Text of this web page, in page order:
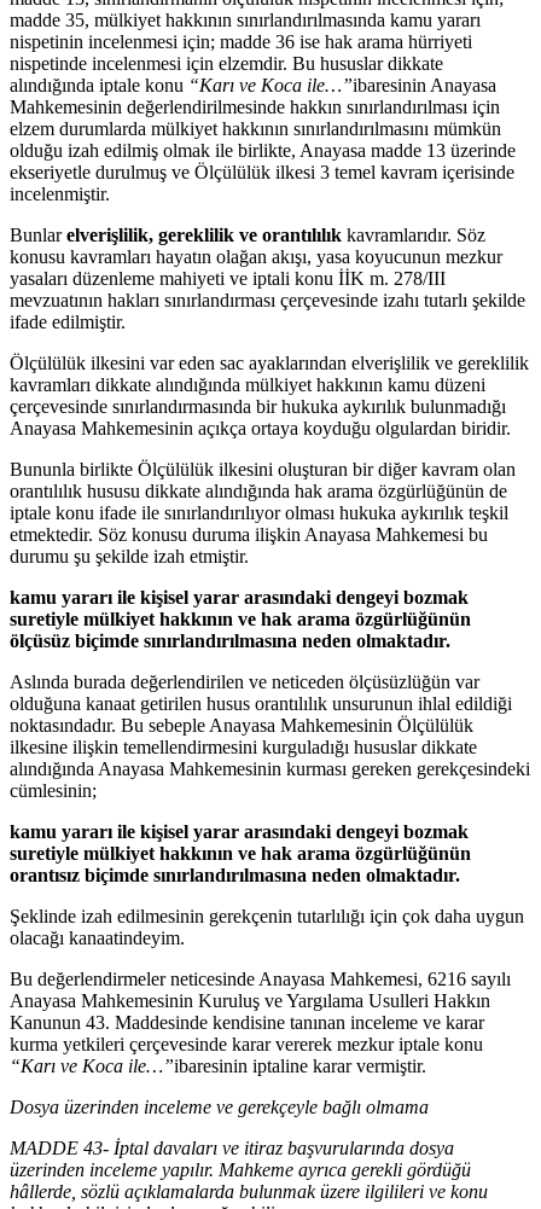
madde 35, mülkiyet hakkının sınırlandırılmasında kamu yararı
nispetinin incelenmesi için; madde 36 ise hak arama hürriyeti
nispetinde incelenmesi için elzemdir. Bu hususlar dikkate
alındığında iptale konu “Karı ve Koca ile…”ibaresinin Anayasa
Mahkemesinin değerlendirilmesinde hakkın sınırlandırılması için
elzem durumlarda mülkiyet hakkının sınırlandırılmasını mümkün
olduğu izah edilmiş olmak ile birlikte, Anayasa madde 13 üzerinde
ekseriyetle durulmuş ve Ölçülülük ilkesi 3 temel kavram içerisinde
incelenmiştir.
Bunlarelverişlilik, gereklilik ve orantılılık kavramlarıdır. Söz
konusu kavramları hayatın olağan akışı, yasa koyucunun mezkur
yasaları düzenleme mahiyeti ve iptali konu İİK m. 278/III
mevzuatının hakları sınırlandırması çerçevesinde izahı tutarlı şekilde
ifade edilmiştir.
Ölçülülük ilkesini var eden sac ayaklarından elverişlilik ve gereklilik
kavramları dikkate alındığında mülkiyet hakkının kamu düzeni
çerçevesinde sınırlandırmasında bir hukuka aykırılık bulunmadığı
Anayasa Mahkemesinin açıkça ortaya koyduğu olgulardan biridir.
Bununla birlikte Ölçülülük ilkesini oluşturan bir diğer kavram olan
orantılılık hususu dikkate alındığında hak arama özgürlüğünün de
iptale konu ifade ile sınırlandırılıyor olması hukuka aykırılık teşkil
etmektedir. Söz konusu duruma ilişkin Anayasa Mahkemesi bu
durumu şu şekilde izah etmiştir.
kamu yararı ile kişisel yarar arasındaki dengeyi bozmak
suretiyle mülkiyet hakkının ve hak arama özgürlüğünün
ölçüsüz biçimde sınırlandırılmasına neden olmaktadır.
Aslında burada değerlendirilen ve neticeden ölçüsüzlüğün var
olduğuna kanaat getirilen husus orantılılık unsurunun ihlal edildiği
noktasındadır. Bu sebeple Anayasa Mahkemesinin Ölçülülük
ilkesine ilişkin temellendirmesini kurguladığı hususlar dikkate
alındığında Anayasa Mahkemesinin kurması gereken gerekçesindeki
cümlesinin;
kamu yararı ile kişisel yarar arasındaki dengeyi bozmak
suretiyle mülkiyet hakkının ve hak arama özgürlüğünün
orantısız biçimde sınırlandırılmasına neden olmaktadır.
Şeklinde izah edilmesinin gerekçenin tutarlılığı için çok daha uygun
olacağı kanaatindeyim.
Bu değerlendirmeler neticesinde Anayasa Mahkemesi, 6216 sayılı
Anayasa Mahkemesinin Kuruluş ve Yargılama Usulleri Hakkın
Kanunun 43. Maddesinde kendisine tanınan inceleme ve karar
kurma yetkileri çerçevesinde karar vererek mezkur iptale konu
“Karı ve Koca ile…”ibaresinin iptaline karar vermiştir.
Dosya üzerinden inceleme ve gerekçeyle bağlı olmama
MADDE 43- İptal davaları ve itiraz başvurularında dosya
üzerinden inceleme yapılır. Mahkeme ayrıca gerekli gördüğü
hâllerde, sözlü açıklamalarda bulunmak üzere ilgilileri ve konu